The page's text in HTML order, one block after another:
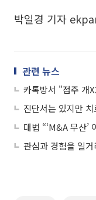
박일경 기자
관련 뉴스
대법 “‘M&A 무산’
관심과 경험을 일